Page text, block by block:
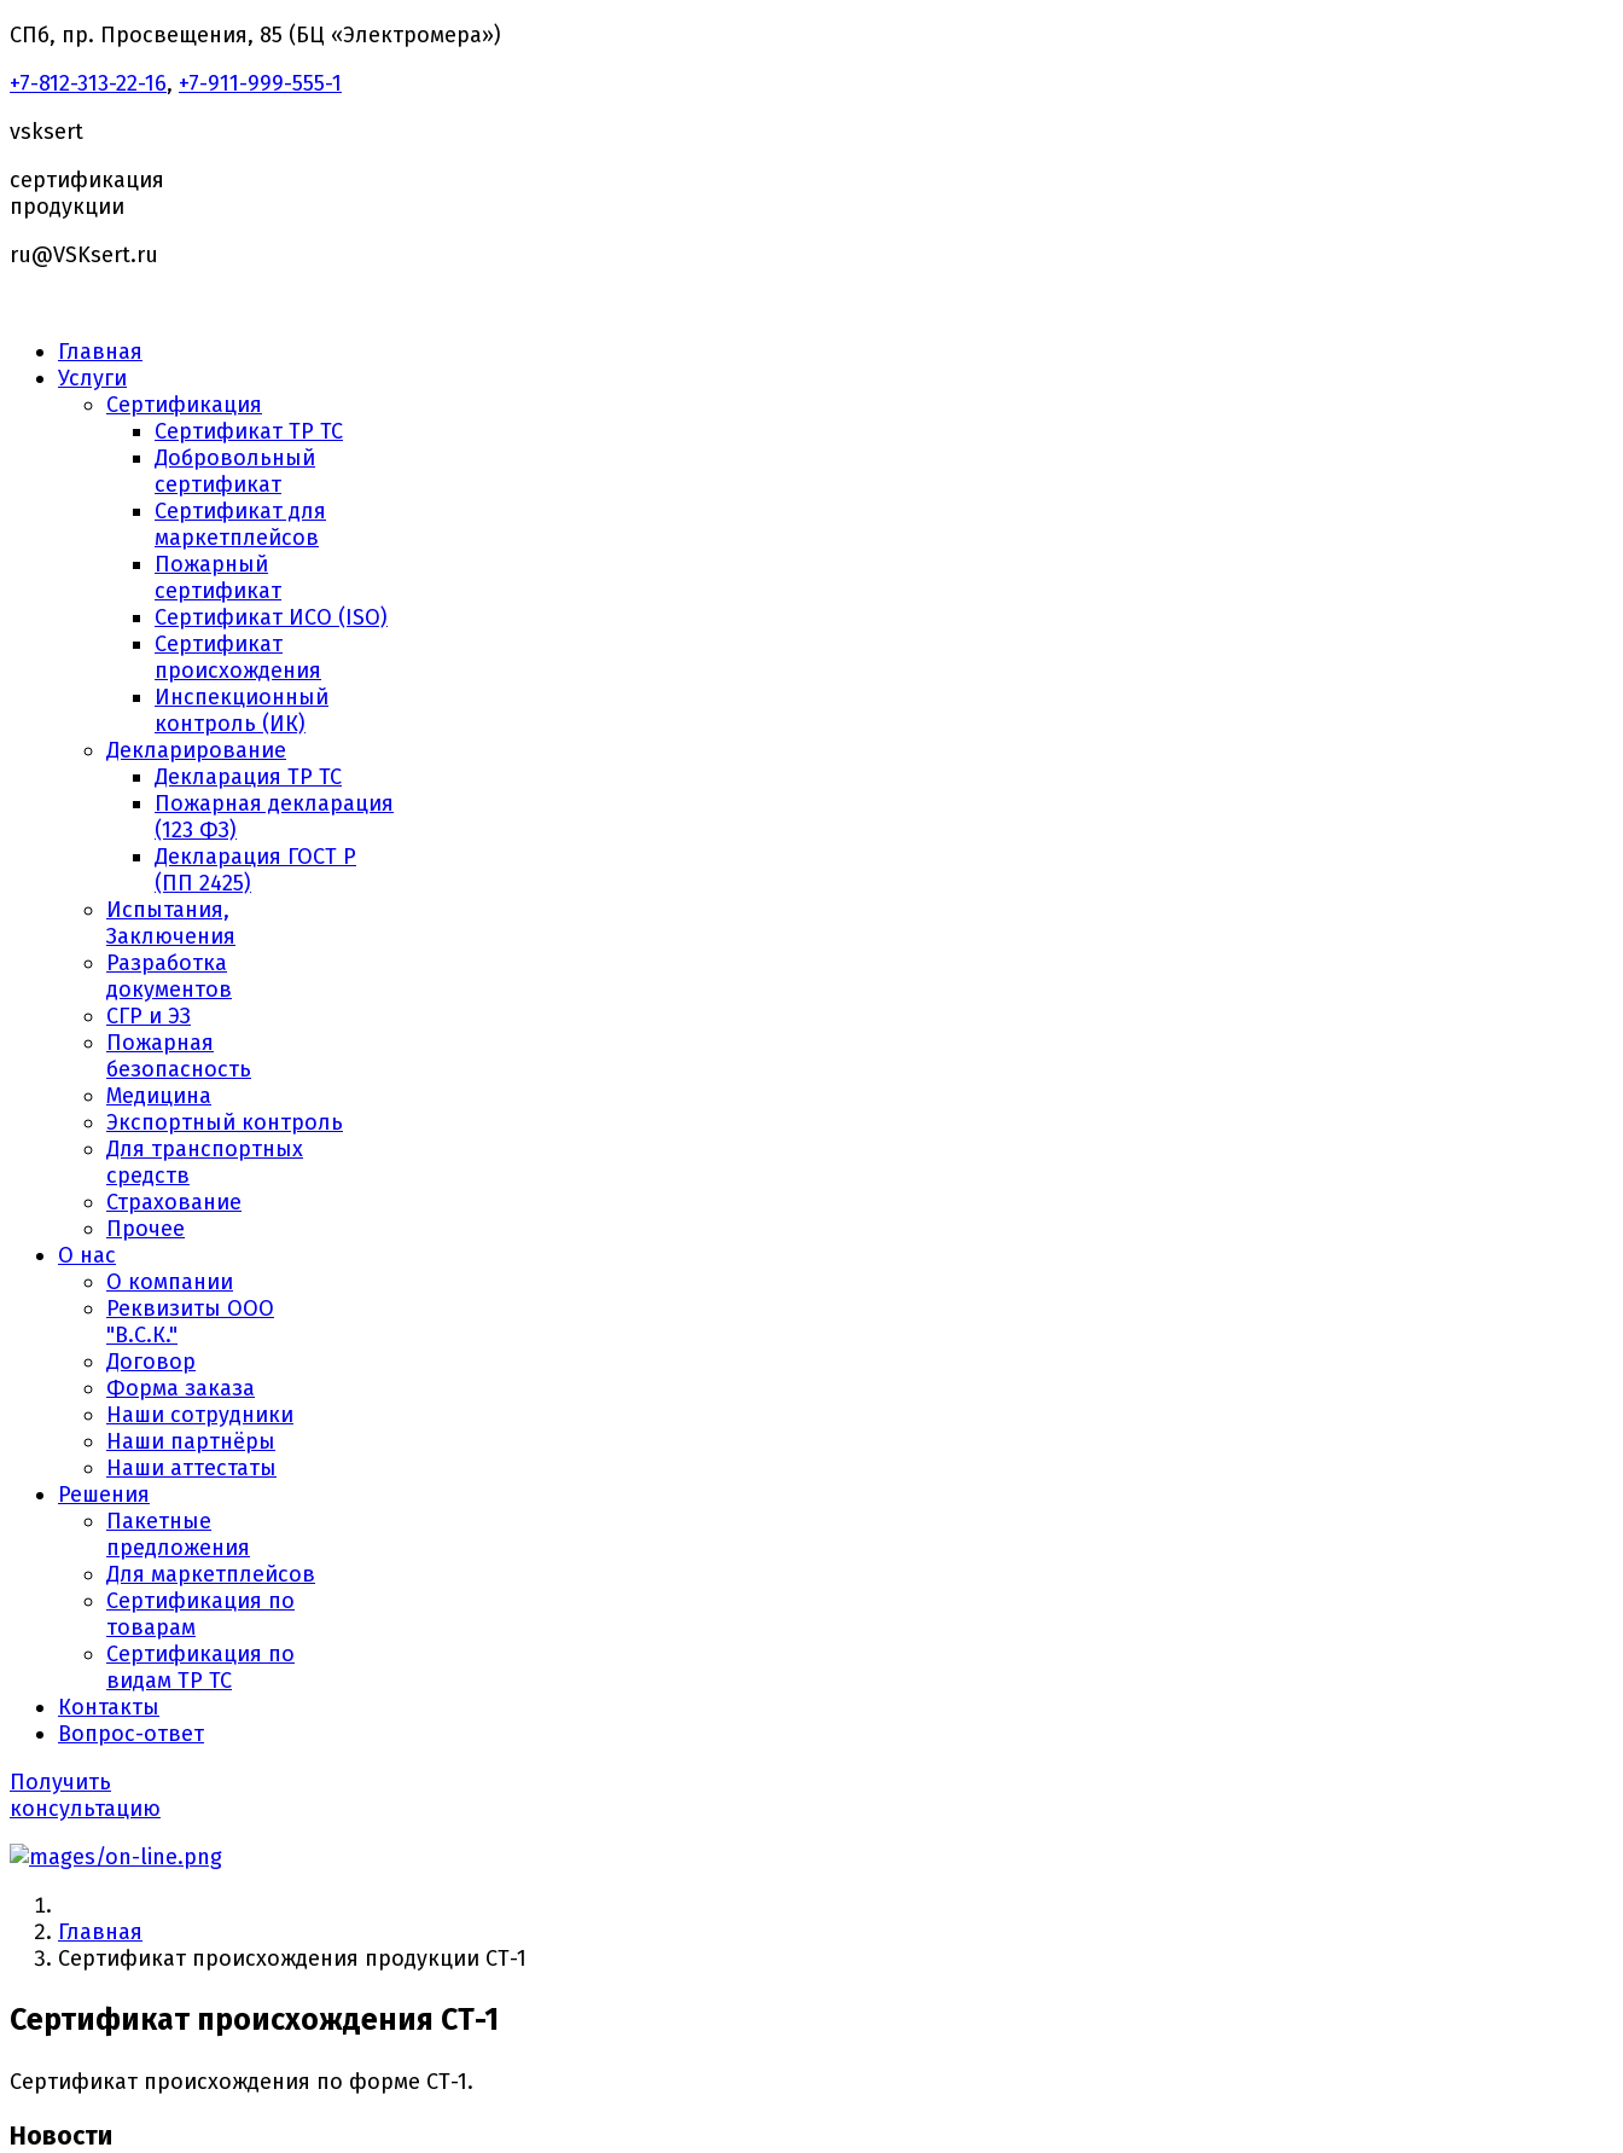
СПб, пр. Просвещения, 85 (БЦ «Электромера»)
+7-812-313-22-16, +7-911-999-555-1
vsksert
сертификация
продукции
ru@VSKsert.ru
Главная
Услуги
Сертификация
Сертификат ТР ТС
Добровольный
сертификат
Сертификат для
маркетплейсов
Пожарный
сертификат
Сертификат ИСО (ISO)
Сертификат
происхождения
Инспекционный
контроль (ИК)
Декларирование
Декларация ТР ТС
Пожарная декларация
(123 ФЗ)
Декларация ГОСТ Р
(ПП 2425)
Испытания,
Заключения
Разработка
документов
СГР и ЭЗ
Пожарная
безопасность
Медицина
Экспортный контроль
Для транспортных
средств
Страхование
Прочее
О нас
О компании
Реквизиты ООО
"В.С.К."
Договор
Форма заказа
Наши сотрудники
Наши партнёры
Наши аттестаты
Решения
Пакетные
предложения
Для маркетплейсов
Сертификация по
товарам
Сертификация по
видам ТР ТС
Контакты
Вопрос-ответ
Получить
консультацию
Главная
Сертификат происхождения продукции СТ-1
Сертификат происхождения СТ-1
Сертификат происхождения по форме СТ-1.
Новости